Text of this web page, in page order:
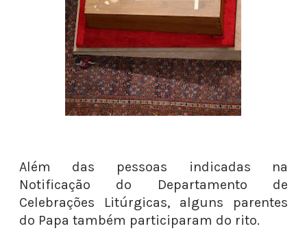
Além das pessoas indicadas na
Notificação do Departamento de
Celebrações Litúrgicas, alguns parentes
do Papa também participaram do rito.